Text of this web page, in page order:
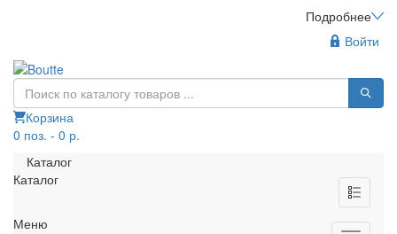
Подробнее
Войти
Корзина
0 поз. - 0 р.
Каталог
Каталог
Меню